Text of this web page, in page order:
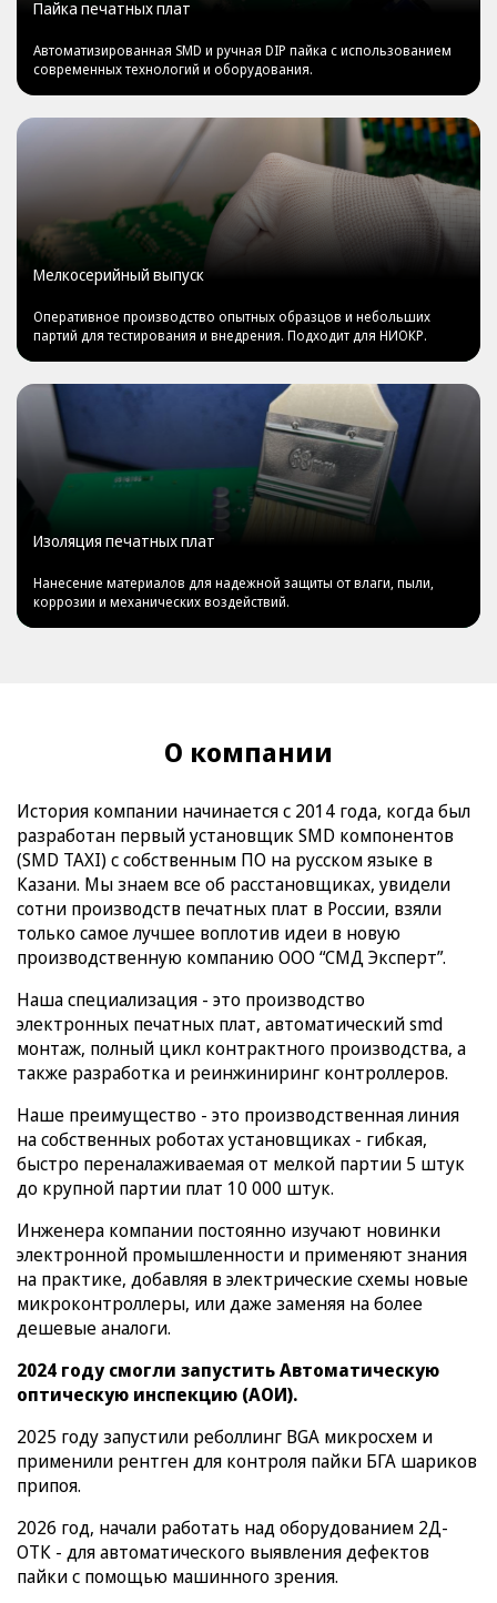
Пайка печатных плат
Автоматизированная SMD и ручная DIP пайка с использованием
современных технологий и оборудования.
Мелкосерийный выпуск
Оперативное производство опытных образцов и небольших
партий для тестирования и внедрения. Подходит для НИОКР.
Изоляция печатных плат
Нанесение материалов для надежной защиты от влаги, пыли,
коррозии и механических воздействий.
О компании
История компании начинается с 2014 года, когда был
разработан первый установщик SMD компонентов
(SMD TAXI) с собственным ПО на русском языке в
Казани. Мы знаем все об расстановщиках, увидели
сотни производств печатных плат в России, взяли
только самое лучшее воплотив идеи в новую
производственную компанию ООО “СМД Эксперт”.
Наша специализация - это производство
электронных печатных плат, автоматический smd
монтаж, полный цикл контрактного производства, а
также разработка и реинжиниринг контроллеров.
Наше преимущество - это производственная линия
на собственных роботах установщиках - гибкая,
быстро переналаживаемая от мелкой партии 5 штук
до крупной партии плат 10 000 штук.
Инженера компании постоянно изучают новинки
электронной промышленности и применяют знания
на практике, добавляя в электрические схемы новые
микроконтроллеры, или даже заменяя на более
дешевые аналоги.
2024 году смогли запустить Автоматическую
оптическую инспекцию (АОИ).
2025 году запустили реболлинг BGA микросхем и
применили рентген для контроля пайки БГА шариков
припоя.
2026 год, начали работать над оборудованием 2Д-
ОТК - для автоматического выявления дефектов
пайки с помощью машинного зрения.